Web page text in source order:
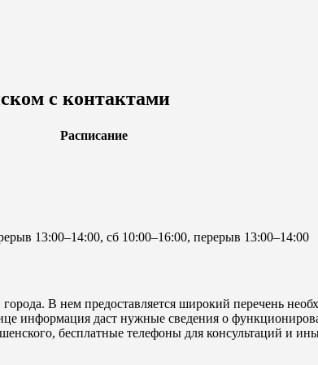
с контактами
Расписание
13:00–14:00, сб 10:00–16:00, перерыв 13:00–14:00
В нем предоставляется широкий перечень
информация даст нужные сведения о
бесплатные телефоны для консультаций и